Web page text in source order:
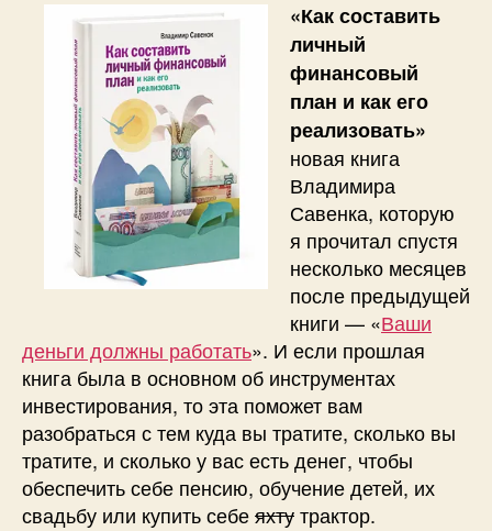
«Как составить
личный
финансовый
план и как его
реализовать»
новая книга
Владимира
Савенка, которую
я прочитал спустя
несколько месяцев
после предыдущей
книги — «Ваши
деньги должны работать». И если прошлая
книга была в основном об инструментах
инвестирования, то эта поможет вам
разобраться с тем куда вы тратите, сколько вы
тратите, и сколько у вас есть денег, чтобы
обеспечить себе пенсию, обучение детей, их
свадьбу или купить себеяхтутрактор.